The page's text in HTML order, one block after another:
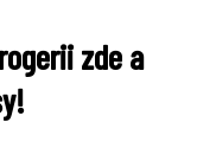
zde a